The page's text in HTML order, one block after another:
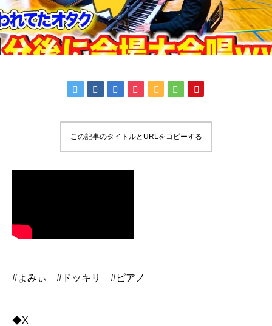
この記事のタイトルとURLをコピーする
#よみぃ #ドッキリ #ピアノ
◆X